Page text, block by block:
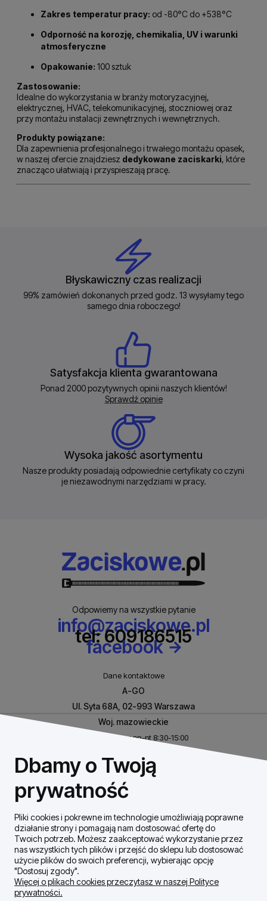
Zakres temperatur pracy: od -80°C do +538°C
Odporność na korozję, chemikalia, UV i warunki
atmosferyczne
Opakowanie: 100 sztuk
Zastosowanie:
Idealne do wykorzystania w branży motoryzacyjnej,
elektrycznej, HVAC, telekomunikacyjnej, stoczniowej oraz
przy montażu instalacji zewnętrznych i wewnętrznych.
Produkty powiązane:
Dla zapewnienia profesjonalnego i trwałego montażu opasek,
w naszej ofercie znajdziesz dedykowane zaciskarki, które
znacząco ułatwiają i przyspieszają pracę.
Błyskawiczny czas realizacji
99% zamówień dokonanych przed godz. 13 wysyłamy tego
samego dnia roboczego!
Satysfakcja klienta gwarantowana
Ponad 2000 pozytywnych opinii naszych klientów!
Sprawdź opinie
Wysoka jakość asortymentu
Nasze produkty posiadają odpowiednie certyfikaty co czyni
je niezawodnymi narzędziami w pracy.
Odpowiemy na wszystkie pytanie
info@zaciskowe.pl
tel: 609186515
facebook
Dane kontaktowe
A-GO
Ul. Syta 68A, 02-993 Warszawa
Woj. mazowieckie
Biuro czynne w pn-pt 8:30-15:00
REGON: 146926170
Szybki Kontakt
Dostawa / płatności
Dbamy o Twoją
prywatność
Pliki cookies i pokrewne im technologie umożliwiają poprawne
działanie strony i pomagają nam dostosować ofertę do
Twoich potrzeb. Możesz zaakceptować wykorzystanie przez
nas wszystkich tych plików i przejść do sklepu lub dostosować
użycie plików do swoich preferencji, wybierając opcję
"Dostosuj zgody".
Więcej o plikach cookies przeczytasz w naszej Polityce
prywatności.